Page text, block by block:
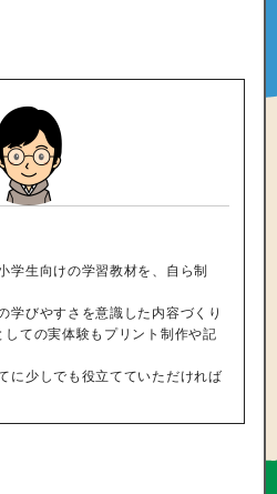
学生向けの学習教材を、自ら制
学びやすさを意識した内容づくり
ての実体験もプリント制作や記
に少しでも役立てていただければ